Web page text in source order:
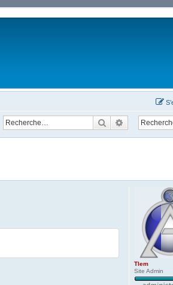
RechercherRecherche
Tlem
Site Admin